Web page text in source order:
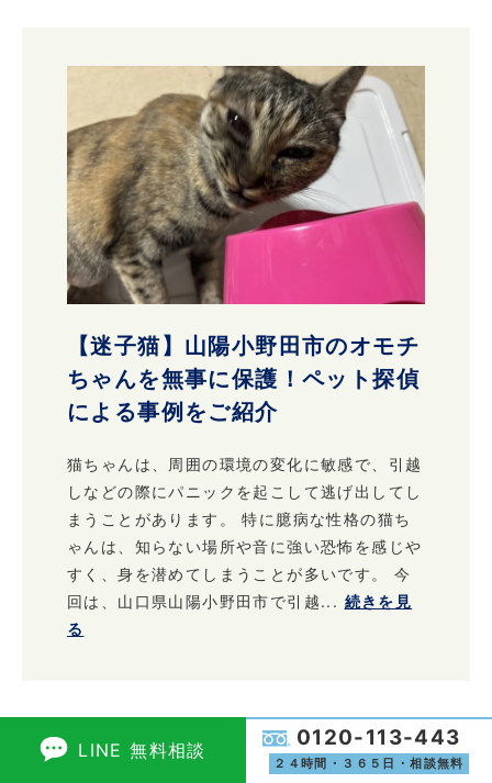
【迷子猫】山陽小野田市のオモチ
ちゃんを無事に保護！ペット探偵
による事例をご紹介
猫ちゃんは、周囲の環境の変化に敏感で、引越
しなどの際にパニックを起こして逃げ出してし
まうことがあります。 特に臆病な性格の猫ち
ゃんは、知らない場所や音に強い恐怖を感じや
すく、身を潜めてしまうことが多いです。 今
回は、山口県山陽小野田市で引越... 続きを見
る
LINE 無料相談 0120-113-443
２４時間・３６５日・相談無料